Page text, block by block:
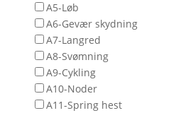
A5-Løb
A6-Gevær skydning
A7-Langred
A8-Svømning
A9-Cykling
A10-Noder
A11-Spring hest